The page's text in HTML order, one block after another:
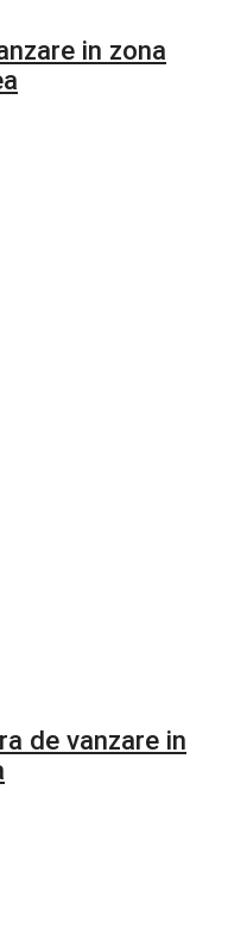
in zona
de vanzare in